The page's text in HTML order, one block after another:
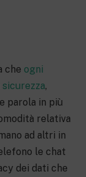
che ogni
,
parola in più
relativa
ad altri in
le chat
dei dati che